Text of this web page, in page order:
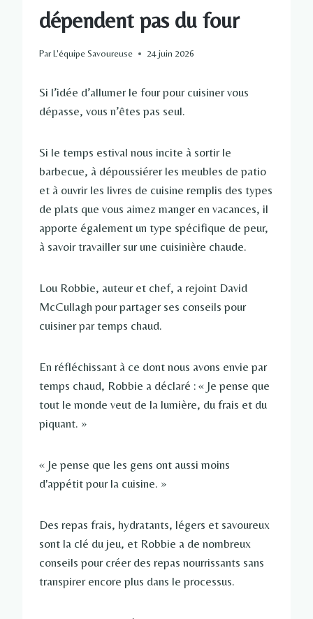
dépendent pas du four
ParL'équipe Savoureuse 24 juin 2026
Si l’idée d’allumer le four pour cuisiner vous
dépasse, vous n’êtes pas seul.
Si le temps estival nous incite à sortir le
barbecue, à dépoussiérer les meubles de patio
et à ouvrir les livres de cuisine remplis des types
de plats que vous aimez manger en vacances, il
apporte également un type spécifique de peur,
à savoir travailler sur une cuisinière chaude.
Lou Robbie, auteur et chef, a rejoint David
McCullagh pour partager ses conseils pour
cuisiner par temps chaud.
En réfléchissant à ce dont nous avons envie par
temps chaud, Robbie a déclaré : « Je pense que
tout le monde veut de la lumière, du frais et du
piquant. »
« Je pense que les gens ont aussi moins
d'appétit pour la cuisine. »
Des repas frais, hydratants, légers et savoureux
sont la clé du jeu, et Robbie a de nombreux
conseils pour créer des repas nourrissants sans
transpirer encore plus dans le processus.